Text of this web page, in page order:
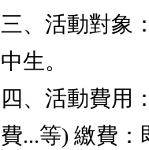
三、活動對象
中生。
四、活動費用
費...等) 繳費：